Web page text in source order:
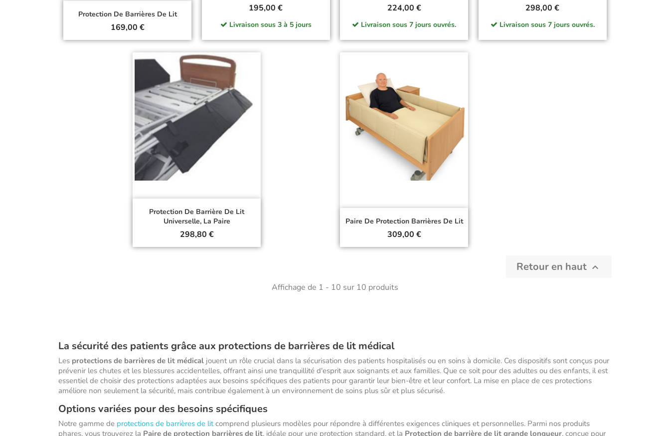
Protection De Barrières De Lit
Prix
169,00 €
Prix
195,00 €
Livraison sous 3 à 5 jours
Prix
224,00 €
Livraison sous 7 jours ouvrés.
Prix
298,00 €
Livraison sous 7 jours ouvrés.
Protection De Barrière De Lit
Universelle, La Paire
Prix
298,80 €
Paire De Protection Barrières De Lit
Prix
309,00 €
Retour en haut 
Affichage de 1 - 10 sur 10 produits
La sécurité des patients grâce aux protections de barrières de lit médical
Les protections de barrières de lit médical jouent un rôle crucial dans la sécurisation des patients hospitalisés ou en soins à domicile. Ces dispositifs sont conçus pour
prévenir les chutes et les blessures accidentelles, offrant ainsi une tranquillité d'esprit aux soignants et aux familles. Que ce soit pour des adultes ou des enfants, il est
essentiel de choisir des protections adaptées aux besoins spécifiques des patients pour garantir leur bien-être et leur confort. La mise en place de ces protections
améliore non seulement la sécurité, mais contribue également à un environnement de soins plus sûr et plus sécurisé.
Options variées pour des besoins spécifiques
Notre gamme de protections de barrières de litcomprend plusieurs modèles pour répondre à différentes exigences cliniques et personnelles. Parmi nos produits
phares, vous trouverez la Paire de protection barrières de lit, idéale pour une protection standard, et la Protection de barrière de lit grande longueur, conçue pour